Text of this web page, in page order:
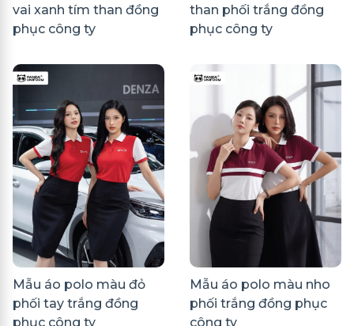
vai xanh tím than đồng
phục công ty
than phối trắng đồng
phục công ty
Mẫu áo polo màu đỏ
phối tay trắng đồng
phục công ty
Mẫu áo polo màu nho
phối trắng đồng phục
công ty